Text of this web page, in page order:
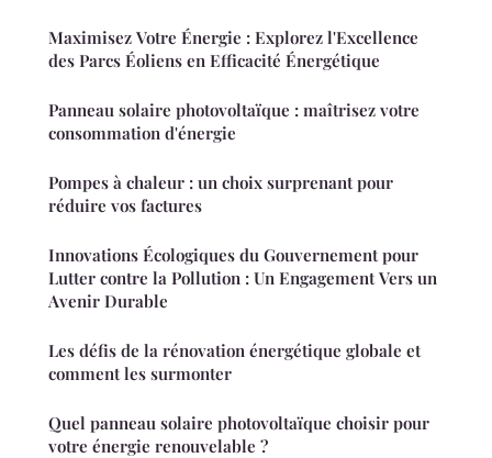
Maximisez Votre Énergie : Explorez l'Excellence
des Parcs Éoliens en Efficacité Énergétique
Panneau solaire photovoltaïque : maîtrisez votre
consommation d'énergie
Pompes à chaleur : un choix surprenant pour
réduire vos factures
Innovations Écologiques du Gouvernement pour
Lutter contre la Pollution : Un Engagement Vers un
Avenir Durable
Les défis de la rénovation énergétique globale et
comment les surmonter
Quel panneau solaire photovoltaïque choisir pour
votre énergie renouvelable ?